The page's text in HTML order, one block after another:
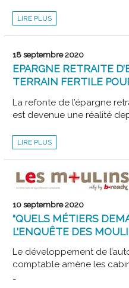
FC
PACIOLI
ANECS
UN
GROUPE
D’ENTRAIDE
SUR
DISCORD
LIRE PLUS
18 septembre 2020
EPARGNE RETRAITE
TERRAIN FERTILE
La refonte de l’épargne
est devenue une réalité
EPARGNE
RETRAITE
:
TERRAIN
FERTILE
POUR
CONSEIL
!
LIRE PLUS
10 septembre 2020
“QUELS MÉTIERS
L’ENQUÊTE DES
Le développement de
comptable amène les
…